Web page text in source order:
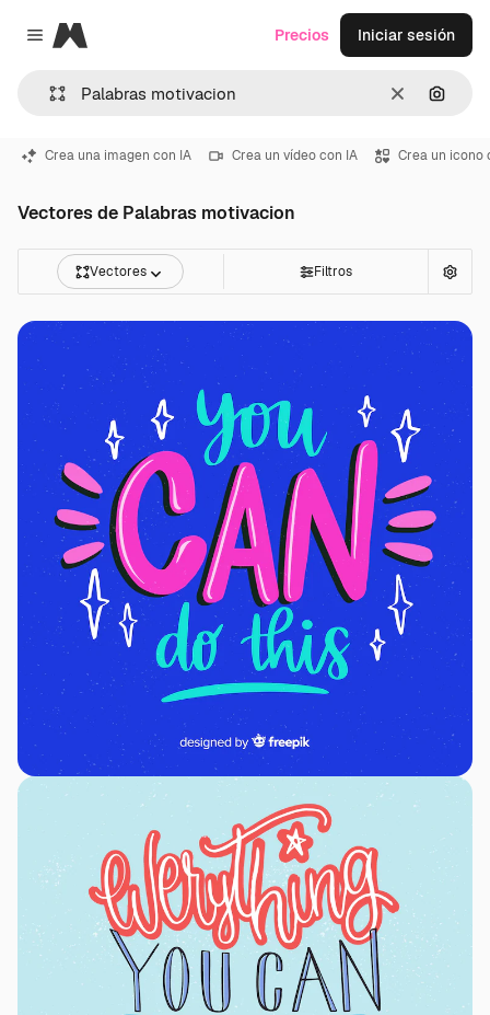
Close menu
Magnific
Borrar
Precios Iniciar sesión
Crea una imagen con IA Crea un vídeo con IA Crea un icono
Vectores de Palabras motivacion
Vectores Filtros